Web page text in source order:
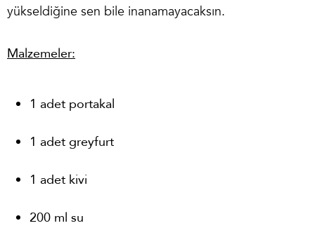
yükseldiğine sen bile inanamayacaksın.
Malzemeler:
1 adet portakal
1 adet greyfurt
1 adet kivi
200 ml su